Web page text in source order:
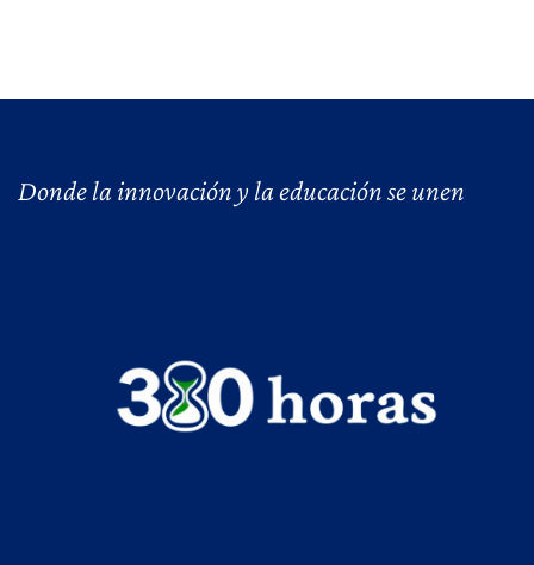
Donde la innovación y la educación se unen